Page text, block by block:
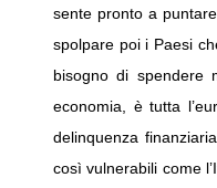
sente pronto a
spolpare poi i Paesi
bisogno di spendere
economia, è tutta
delinquenza
così vulnerabili come